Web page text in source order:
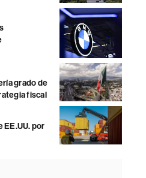
grado de
fiscal
EE.UU. por